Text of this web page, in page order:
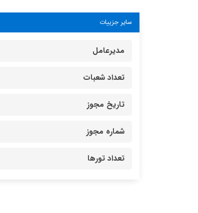
سایر جزییات
مدیرعامل
تعداد شعبات
تاریخ مجوز
شماره مجوز
تعداد تورها